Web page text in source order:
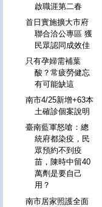
啟職涯第二春
首日實施擴大市府
聯合洽公專區 獲
民眾認同成效佳
只有孕婦需補葉
酸？常疲勞健忘
有可能缺這
南市4/25新增+63本
土確診個案說明
臺南藍軍怒嗆：總
統府都染疫，民
眾預約不到疫
苗，陳時中留40
萬劑是要自己
用？
南市居家照護全面